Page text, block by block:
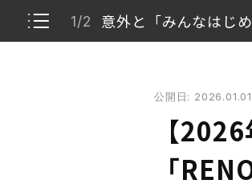
1/2 意外と「みんなはじ
意外と「みんなはじめてる」
新TVCMを記念した特設ペー
公開日: 2026.01.01
【
「